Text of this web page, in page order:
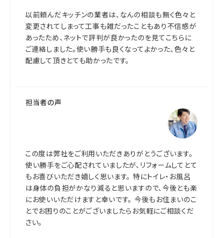
以前頼んだキッチンの業者は、なんの相談も無く色々と
変更されてしまって工事も雑だったこともあり不信感が
あったため、ネットで評判が良かったのを見てこちらに
ご連絡しました。使い勝手も良くなってよかった、色々と
配慮して頂きとても助かったです。
担当者の声
この度は弊社をご利用いただきありがとうございます。
使い勝手をご心配されていましたが、リフォームしてとて
もお喜びいただき嬉しく思います。 特にトイレ・お風呂
は身体の負担がかなり減ると思いますので、今後とも楽
にお使いいただけますと幸いです。 今後もお住まいのこ
とでお困りのことがございましたらお気軽にご相談くだ
さい。